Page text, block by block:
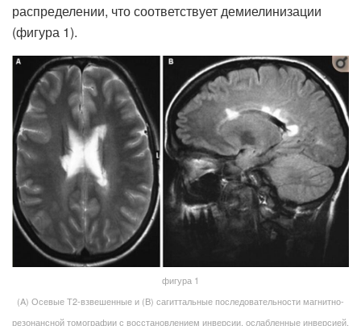
распределении, что соответствует демиелинизации
(фигура 1).
фигура 1
(A) Осевые Т2-взвешенные и (B) сагиттальные последовательности магнитно-
резонансной томографии с восстановлением инверсии, ослабленные инверсией,